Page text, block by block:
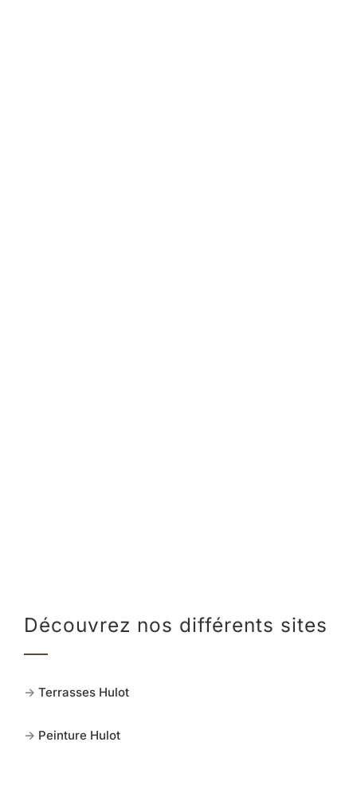
Découvrez nos différents sites
-> Terrasses Hulot
-> Peinture Hulot